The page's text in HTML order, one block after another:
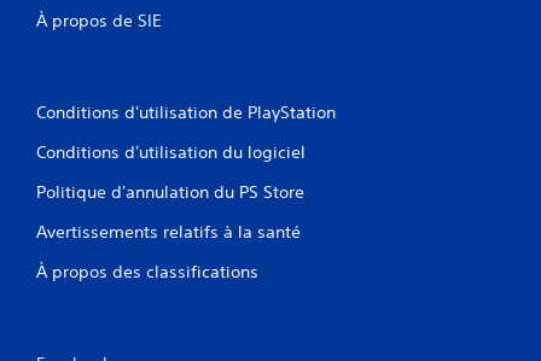
À propos de SIE
Conditions d'utilisation de PlayStation
Conditions d'utilisation du logiciel
Politique d'annulation du PS Store
Avertissements relatifs à la santé
À propos des classifications